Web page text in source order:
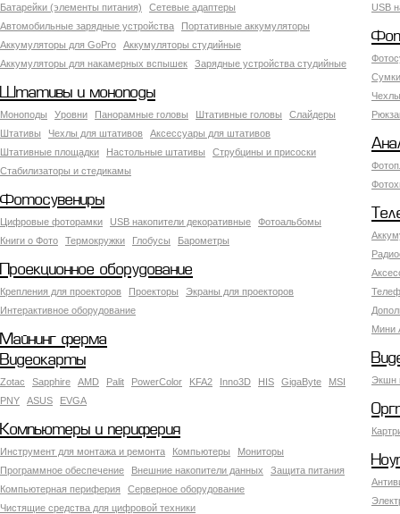
Батарейки (элементы питания)
Сетевые адаптеры
Автомобильные зарядные устройства
Портативные аккумуляторы
Аккумуляторы для GoPro
Аккумуляторы студийные
Аккумуляторы для накамерных вспышек
Зарядные устройства студийные
USB
Штативы и моноподы
Моноподы Уровни Панорамные головы Штативные головы
Слайдеры
Штативы
Чехлы для штативов
Аксессуары для штативов
Штативные площадки
Настольные штативы
Струбцины и присоски
Стабилизаторы и стедикамы
Фотосувениры
Цифровые фоторамки USB накопители декоративные
Фотоальбомы
Книги о Фото
Термокружки Глобусы Барометры
Мини
Проекционное оборудование
Крепления для проекторов Проекторы
Экраны для проекторов
Интерактивное оборудование
Майнинг ферма
Экшн
Видеокарты
Zotac Sapphire AMD Palit PowerColor KFA2 Inno3D HIS GigaByte
MSI
PNY
ASUS EVGA
Компьютеры и периферия
Инструмент для монтажа и ремонта Компьютеры
Мониторы
Программное обеспечение
Внешние накопители данных
Защита питания
Компьютерная периферия
Серверное оборудование
Чистящие средства для цифровой техники